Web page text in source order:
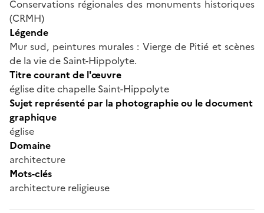
Conservations régionales des monuments historiques
(CRMH)
Légende
Mur sud, peintures murales : Vierge de Pitié et scènes
de la vie de Saint-Hippolyte.
Titre courant de l'œuvre
église dite chapelle Saint-Hippolyte
Sujet représenté par la photographie ou le document
graphique
église
Domaine
architecture
Mots-clés
architecture religieuse